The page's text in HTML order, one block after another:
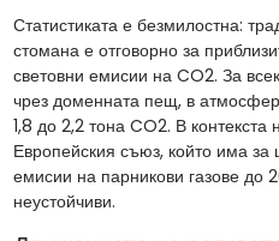
Статистиката е безмилостна:
стомана е отговорно за
световни емисии на CO2. За
чрез доменната пещ, в
1,8 до 2,2 тона CO2. В контекста
Европейския съюз, който има
емисии на парникови газове до
неустойчиви.